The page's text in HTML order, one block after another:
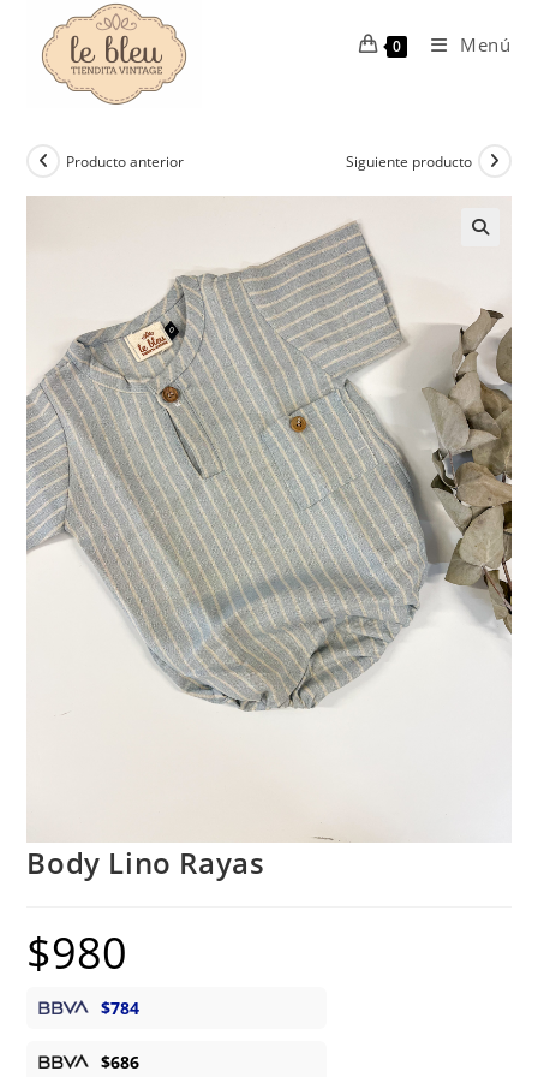
contenido
0 Menú
Producto anterior Siguiente producto
Body Lino Rayas
$980
$784
$686